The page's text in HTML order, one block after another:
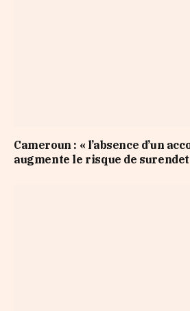
Cameroun : « l’absence d’un
augmente le risque de